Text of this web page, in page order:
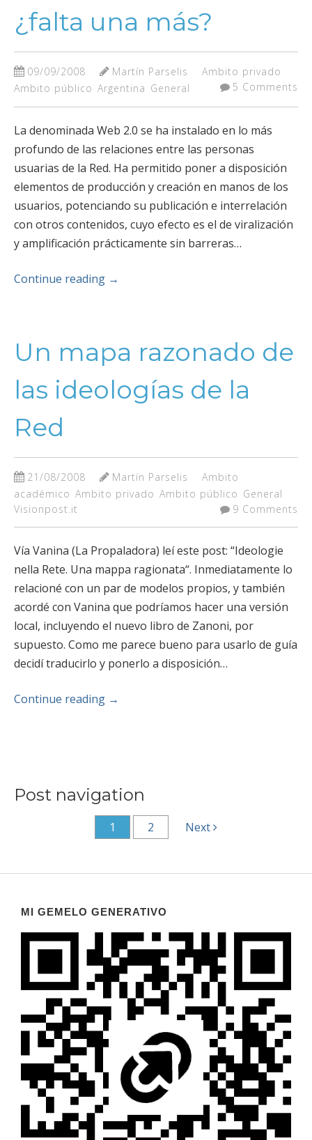
¿falta una más?
09/09/2008 Martín Parselis
Ambito privado
Ambito público Argentina General 5 Comments
La denominada Web 2.0 se ha instalado en lo más
profundo de las relaciones entre las personas
usuarias de la Red. Ha permitido poner a disposición
elementos de producción y creación en manos de los
usuarios, potenciando su publicación e interrelación
con otros contenidos, cuyo efecto es el de viralización
y amplificación prácticamente sin barreras…
Continue reading →
Un mapa razonado de
las ideologías de la
Red
21/08/2008 Martín Parselis
Ambito
académico Ambito privado Ambito público General
Visionpost.it
9 Comments
Vía Vanina (La Propaladora) leí este post: “Ideologie
nella Rete. Una mappa ragionata“. Inmediatamente lo
relacioné con un par de modelos propios, y también
acordé con Vanina que podríamos hacer una versión
local, incluyendo el nuevo libro de Zanoni, por
supuesto. Como me parece bueno para usarlo de guía
decidí traducirlo y ponerlo a disposición…
Continue reading →
Post navigation
1 2 Next
MI GEMELO GENERATIVO